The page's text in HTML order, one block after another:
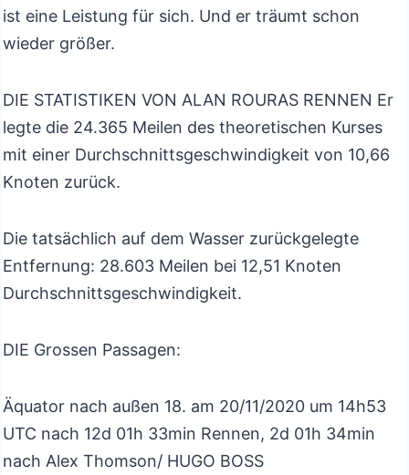
ist eine Leistung für sich. Und er träumt schon
wieder größer.
DIE STATISTIKEN VON ALAN ROURAS RENNEN Er
legte die 24.365 Meilen des theoretischen Kurses
mit einer Durchschnittsgeschwindigkeit von 10,66
Knoten zurück.
Die tatsächlich auf dem Wasser zurückgelegte
Entfernung: 28.603 Meilen bei 12,51 Knoten
Durchschnittsgeschwindigkeit.
DIE Grossen Passagen:
Äquator nach außen 18. am 20/11/2020 um 14h53
UTC nach 12d 01h 33min Rennen, 2d 01h 34min
nach Alex Thomson/ HUGO BOSS